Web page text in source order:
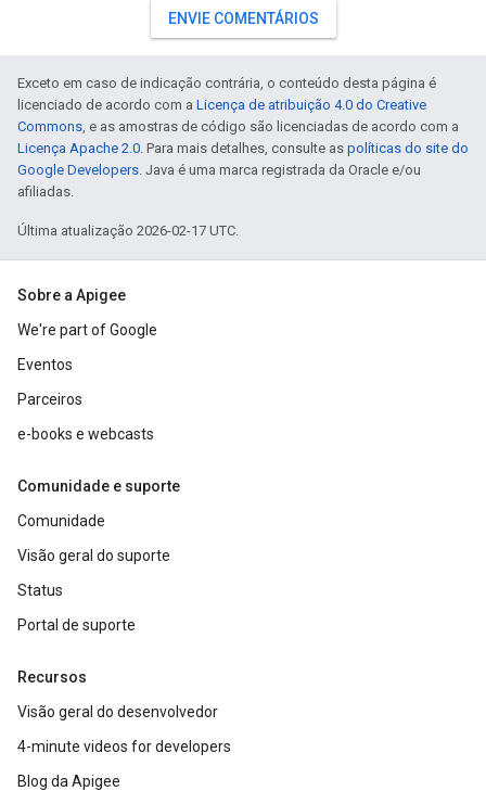
ENVIE COMENTÁRIOS
Exceto em caso de indicação contrária, o conteúdo desta página é
licenciado de acordo com a Licença de atribuição 4.0 do Creative
Commons, e as amostras de código são licenciadas de acordo com a
Licença Apache 2.0. Para mais detalhes, consulte as políticas do site do
Google Developers. Java é uma marca registrada da Oracle e/ou
afiliadas.
Última atualização 2026-02-17 UTC.
Sobre a Apigee
We're part of Google
Eventos
Parceiros
e-books e webcasts
Comunidade e suporte
Comunidade
Visão geral do suporte
Status
Portal de suporte
Recursos
Visão geral do desenvolvedor
4-minute videos for developers
Blog da Apigee